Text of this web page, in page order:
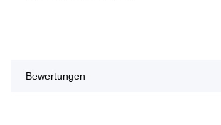
Bewertungen